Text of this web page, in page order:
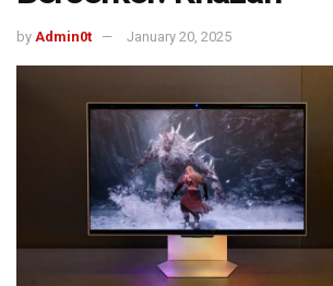
by Admin0t January 20, 2025